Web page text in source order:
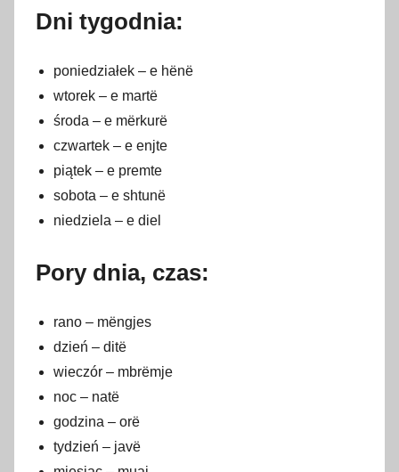
Dni tygodnia:
poniedziałek – e hënë
wtorek – e martë
środa – e mërkurë
czwartek – e enjte
piątek – e premte
sobota – e shtunë
niedziela – e diel
Pory dnia, czas:
rano – mëngjes
dzień – ditë
wieczór – mbrëmje
noc – natë
godzina – orë
tydzień – javë